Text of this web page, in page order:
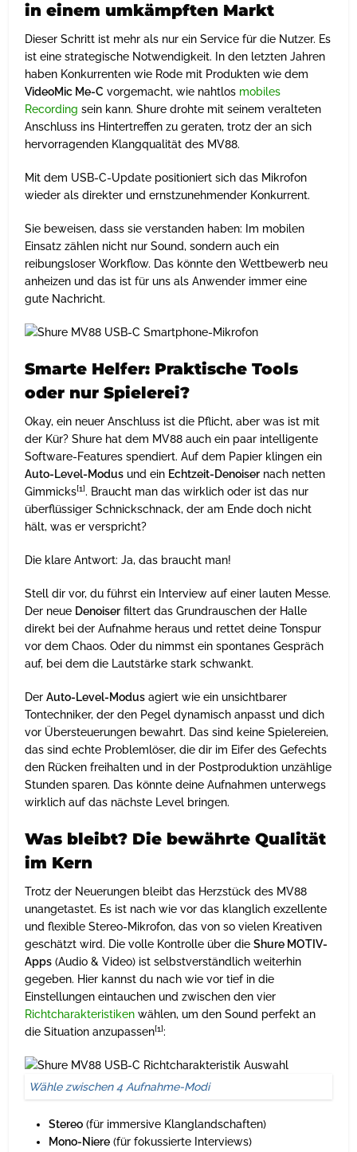
in einem umkämpften Markt
Dieser Schritt ist mehr als nur ein Service für die Nutzer. Es
ist eine strategische Notwendigkeit. In den letzten Jahren
haben Konkurrenten wie Rode mit Produkten wie dem
VideoMic Me-C vorgemacht, wie nahtlos mobiles
Recording sein kann. Shure drohte mit seinem veralteten
Anschluss ins Hintertreffen zu geraten, trotz der an sich
hervorragenden Klangqualität des MV88.
Mit dem USB-C-Update positioniert sich das Mikrofon
wieder als direkter und ernstzunehmender Konkurrent.
Sie beweisen, dass sie verstanden haben: Im mobilen
Einsatz zählen nicht nur Sound, sondern auch ein
reibungsloser Workflow. Das könnte den Wettbewerb neu
anheizen und das ist für uns als Anwender immer eine
gute Nachricht.
Smarte Helfer: Praktische Tools
oder nur Spielerei?
Okay, ein neuer Anschluss ist die Pflicht, aber was ist mit
der Kür? Shure hat dem MV88 auch ein paar intelligente
Software-Features spendiert. Auf dem Papier klingen ein
Auto-Level-Modus und ein Echtzeit-Denoiser nach netten
Gimmicks[1]. Braucht man das wirklich oder ist das nur
überflüssiger Schnickschnack, der am Ende doch nicht
hält, was er verspricht?
Die klare Antwort: Ja, das braucht man!
Stell dir vor, du führst ein Interview auf einer lauten Messe.
Der neue Denoiser filtert das Grundrauschen der Halle
direkt bei der Aufnahme heraus und rettet deine Tonspur
vor dem Chaos. Oder du nimmst ein spontanes Gespräch
auf, bei dem die Lautstärke stark schwankt.
DerAuto-Level-Modus agiert wie ein unsichtbarer
Tontechniker, der den Pegel dynamisch anpasst und dich
vor Übersteuerungen bewahrt. Das sind keine Spielereien,
das sind echte Problemlöser, die dir im Eifer des Gefechts
den Rücken freihalten und in der Postproduktion unzählige
Stunden sparen. Das könnte deine Aufnahmen unterwegs
wirklich auf das nächste Level bringen.
Was bleibt? Die bewährte Qualität
im Kern
Trotz der Neuerungen bleibt das Herzstück des MV88
unangetastet. Es ist nach wie vor das klanglich exzellente
und flexible Stereo-Mikrofon, das von so vielen Kreativen
geschätzt wird. Die volle Kontrolle über dieShure MOTIV-
Apps (Audio & Video) ist selbstverständlich weiterhin
gegeben. Hier kannst du nach wie vor tief in die
Einstellungen eintauchen und zwischen den vier
Richtcharakteristiken wählen, um den Sound perfekt an
die Situation anzupassen[1]:
Wähle zwischen 4 Aufnahme-Modi
Stereo (für immersive Klanglandschaften)
Mono-Niere (für fokussierte Interviews)